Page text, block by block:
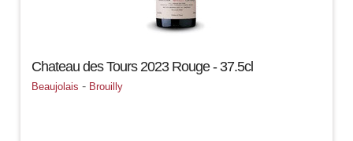
Chateau des Tours 2023 Rouge - 37.5cl
Beaujolais - Brouilly